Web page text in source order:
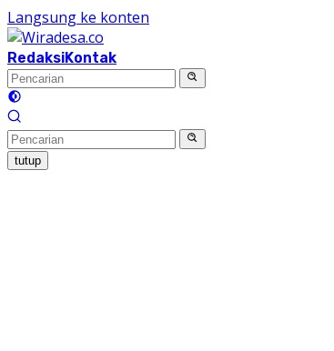
Langsung ke konten
RedaksiKontak
tutup